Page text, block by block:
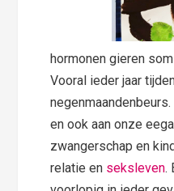
hormonen gieren
Vooral ieder jaar
en ook aan onze
zwangerschap en
relatie en seksleven.